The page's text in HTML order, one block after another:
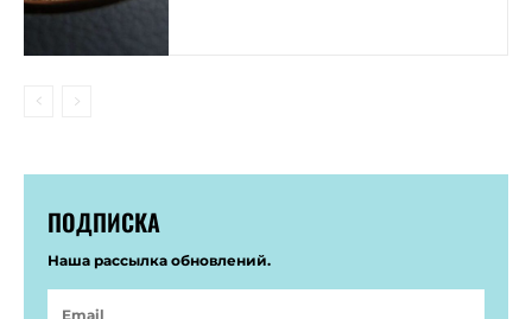
ПОДПИСКА
Наша рассылка обновлений.